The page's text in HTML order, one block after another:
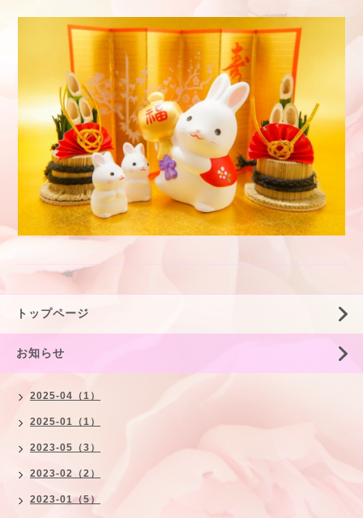
トップページ
お知らせ
2025-04（1）
2025-01（1）
2023-05（3）
2023-02（2）
2023-01（5）